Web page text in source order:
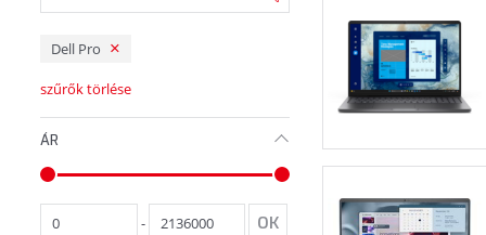
Dell Pro
szűrők törlése
ÁR
-